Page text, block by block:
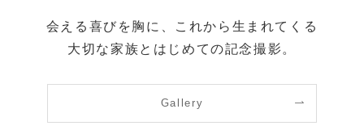
会える喜びを胸に、これから生まれてくる
大切な家族とはじめての記念撮影。
Gallery